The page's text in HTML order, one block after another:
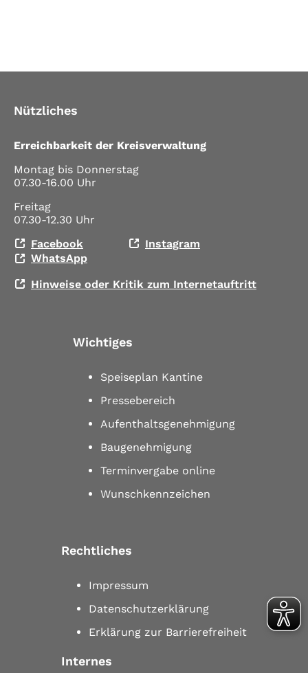
Nützliches
Erreichbarkeit der Kreisverwaltung
Montag bis Donnerstag
07.30-16.00 Uhr
Freitag
07.30-12.30 Uhr
Facebook
Instagram
WhatsApp
Hinweise oder Kritik zum Internetauftritt
Wichtiges
Speiseplan Kantine
Pressebereich
Aufenthaltsgenehmigung
Baugenehmigung
Terminvergabe online
Wunschkennzeichen
Rechtliches
Impressum
Datenschutzerklärung
Erklärung zur Barrierefreiheit
Internes